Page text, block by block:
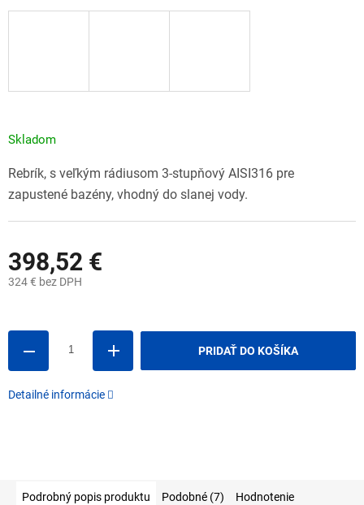
398,52 €
324 € bez DPH
Skladom
PRIDAŤ DO KOŠÍKA
Rebrík, s veľkým rádiusom 3-stupňový AISI316 pre
zapustené bazény, vhodný do slanej vody.
Detailné informácie
Podrobný popis produktu Podobné (7) Hodnotenie